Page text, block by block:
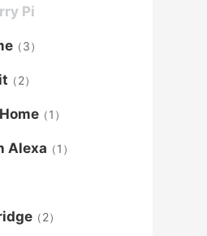
Pi
（3）
（2）
（1）
Alexa（1）
（2）